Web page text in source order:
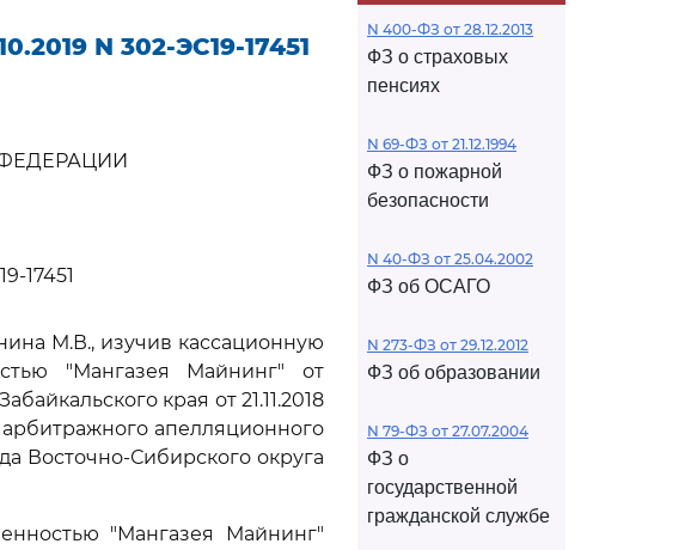
N 302-ЭС19-17451
17451
М.В., изучив кассационную
"Мангазея Майнинг" от
края от 21.11.2018
арбитражного апелляционного
Восточно-Сибирского округа
"Мангазея Майнинг"
N 400-ФЗ от 28.12.2013
ФЗ о страховых
пенсиях
N 69-ФЗ от 21.12.1994
ФЗ о пожарной
безопасности
N 40-ФЗ от 25.04.2002
ФЗ об ОСАГО
N 273-ФЗ от 29.12.2012
ФЗ об образовании
N 79-ФЗ от 27.07.2004
ФЗ о
государственной
гражданской службе